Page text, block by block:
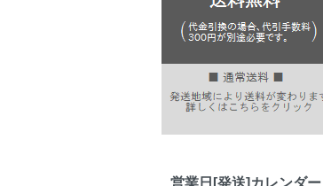
営業日[発送]カレンダー